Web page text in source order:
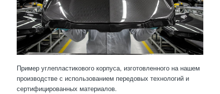
Пример углепластикового корпуса, изготовленного на нашем
производстве с использованием передовых технологий и
сертифицированных материалов.